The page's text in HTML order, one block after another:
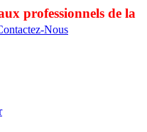
professionnels de la
Nous